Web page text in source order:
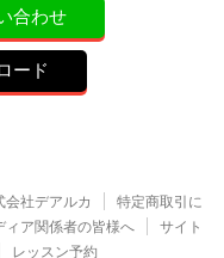
合わせ
ード
会社デアルカ
特定商取引に
ィア関係者の皆様へ
サイト
レッスン予約